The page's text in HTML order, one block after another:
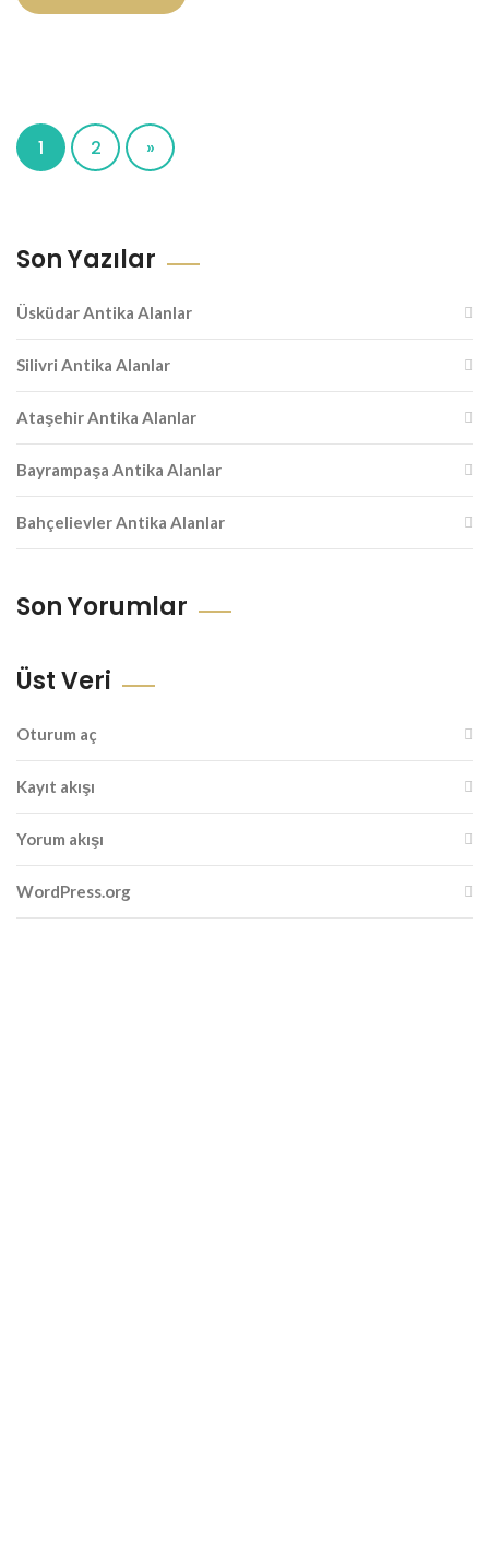
1 2 »
Son Yazılar
Üsküdar Antika Alanlar
Silivri Antika Alanlar
Ataşehir Antika Alanlar
Bayrampaşa Antika Alanlar
Bahçelievler Antika Alanlar
Son Yorumlar
Üst Veri
Oturum aç
Kayıt akışı
Yorum akışı
WordPress.org